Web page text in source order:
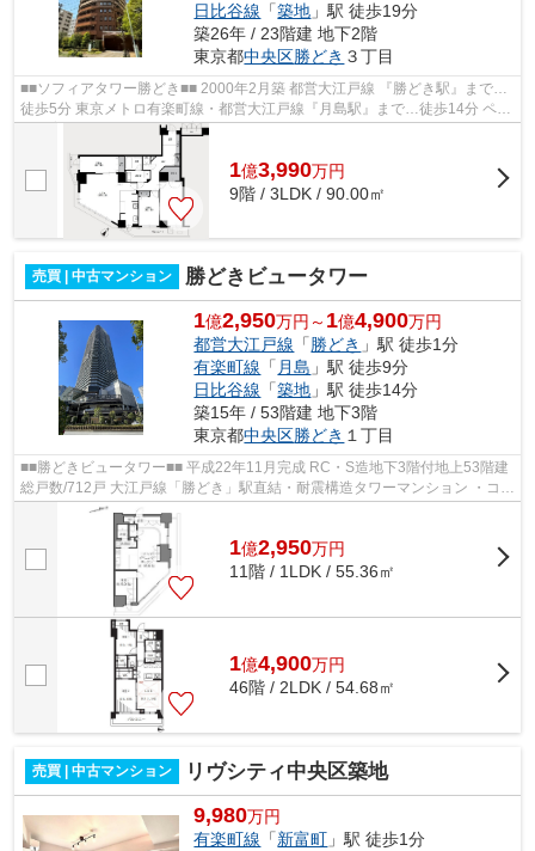
日比谷線 「築地 」駅 徒歩19分
築26年 / 23階建 地下2階
東京都中央区勝どき ３丁目
■■ソフィアタワー勝どき■■ 2000年2月築 都営大江戸線 『勝どき駅』まで…
徒歩5分 東京メトロ有楽町線・都営大江戸線『月島駅』まで…徒歩14分 ペッ
ト飼育／犬・猫1匹まで飼育可（細則...
1億3,990万円
9階 / 3LDK / 90.00㎡
売買 | 中古マンション 勝どきビュータワー
1億2,950万円～ 1億4,900万円
都営大江戸線 「勝どき 」駅 徒歩1分
有楽町線 「 月島 」駅 徒歩9分
日比谷線 「築地 」駅 徒歩14分
築15年 / 53階建 地下3階
東京都中央区勝どき １丁目
■■勝どきビュータワー■■ 平成22年11月完成 RC・S造地下3階付地上53階建
総戸数/712戸 大江戸線「勝どき」駅直結・耐震構造タワーマンション ・コン
シェルジュサービス＆24時間有人...
1億2,950万円
11階 / 1LDK / 55.36㎡
1億4,900万円
46階 / 2LDK / 54.68㎡
売買 | 中古マンション リヴシティ中央区築地
9,980万円
有楽町線 「新富町 」駅 徒歩1分